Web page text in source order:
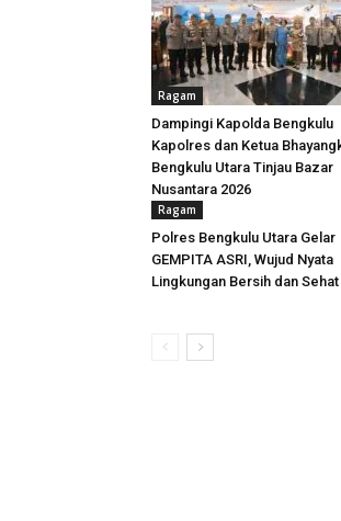
Ragam
Dampingi Kapolda Bengkulu
Kapolres dan Ketua
Bengkulu Utara Tinjau Bazar
Nusantara 2026
Ragam
Polres Bengkulu Utara Gelar
GEMPITA ASRI, Wujud Nyata
Lingkungan Bersih dan Sehat